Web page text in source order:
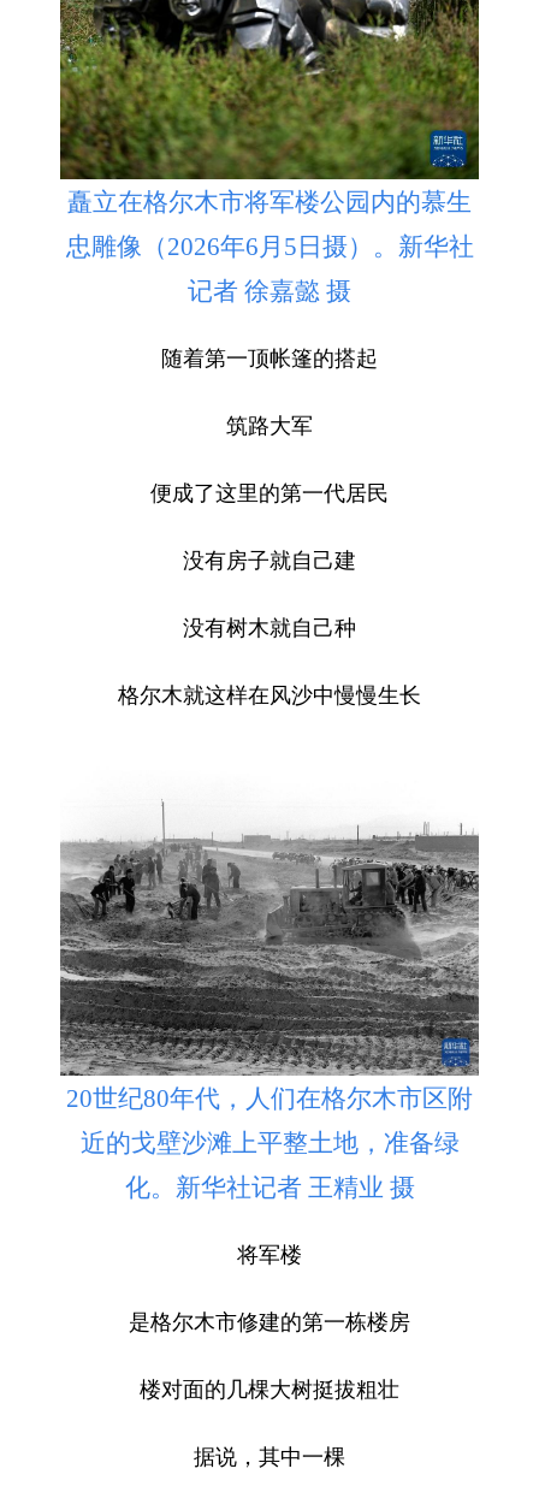
矗立在格尔木市将军楼公园内的慕生
忠雕像（2026年6月5日摄）。新华社
记者 徐嘉懿 摄
随着第一顶帐篷的搭起
筑路大军
便成了这里的第一代居民
没有房子就自己建
没有树木就自己种
格尔木就这样在风沙中慢慢生长
20世纪80年代，人们在格尔木市区附
近的戈壁沙滩上平整土地，准备绿
化。新华社记者 王精业 摄
将军楼
是格尔木市修建的第一栋楼房
楼对面的几棵大树挺拔粗壮
据说，其中一棵